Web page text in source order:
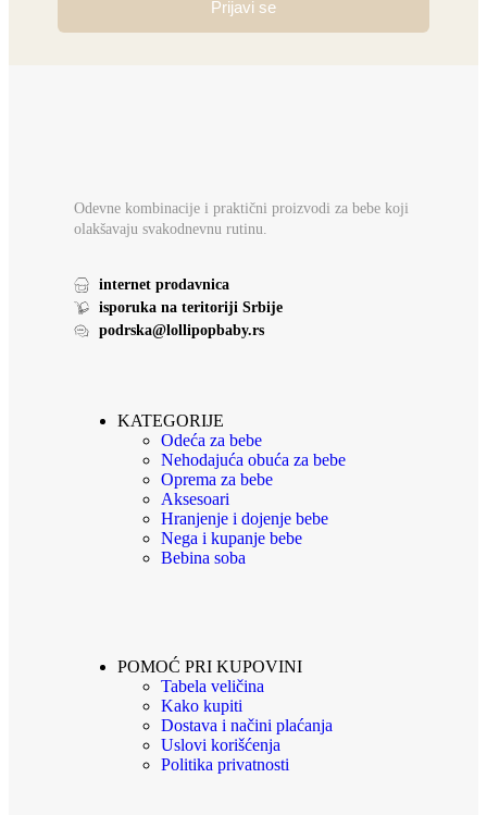
Prijavi se
Odevne kombinacije i praktični proizvodi za bebe koji
olakšavaju svakodnevnu rutinu.
internet prodavnica
isporuka na teritoriji Srbije
podrska@lollipopbaby.rs
KATEGORIJE
Odeća za bebe
Nehodajuća obuća za bebe
Oprema za bebe
Aksesoari
Hranjenje i dojenje bebe
Nega i kupanje bebe
Bebina soba
POMOĆ PRI KUPOVINI
Tabela veličina
Kako kupiti
Dostava i načini plaćanja
Uslovi korišćenja
Politika privatnosti